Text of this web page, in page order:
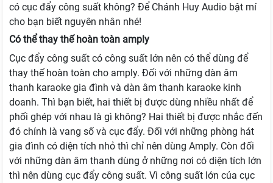
có cục đẩy công suất không? Để Chánh Huy Audio bật mí
cho bạn biết nguyên nhân nhé!
Có thể thay thế hoàn toàn amply
Cục đẩy công suất có công suất lớn nên có thể dùng để
thay thế hoàn toàn cho amply. Đối với những dàn âm
thanh karaoke gia đình và dàn âm thanh karaoke kinh
doanh. Thì bạn biết, hai thiết bị được dùng nhiều nhất để
phối ghép với nhau là gì không? Hai thiết bị được nhắc đến
đó chính là vang số và cục đẩy. Đối với những phòng hát
gia đình có diện tích nhỏ thì chỉ nên dùng Amply. Còn đối
với những dàn âm thanh dùng ở những nơi có diện tích lớn
thì nên dùng cục đẩy công suất. Vì công suất lớn của cục